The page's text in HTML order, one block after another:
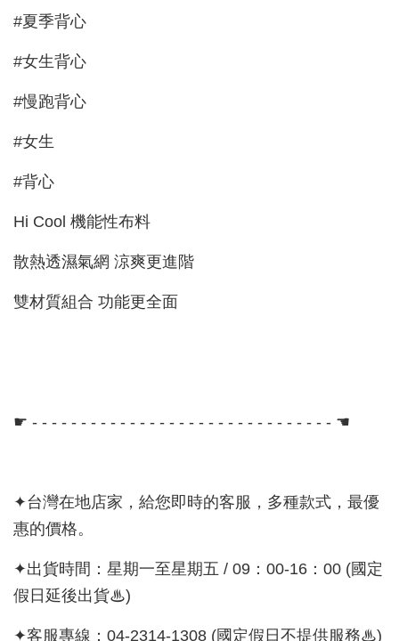
#夏季背心
#女生背心
#慢跑背心
#女生
#背心
Hi Cool 機能性布料
散熱透濕氣網 涼爽更進階
雙材質組合 功能更全面
☛ - - - - - - - - - - - - - - - - - - - - - - - - - - - - - - - ☚
✦台灣在地店家，給您即時的客服，多種款式，最優
惠的價格。
✦出貨時間：星期一至星期五 / 09：00-16：00 (國定
假日延後出貨♨)
✦客服專線：04-2314-1308 (國定假日不提供服務♨)